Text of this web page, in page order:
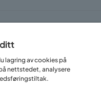
lagring av cookies på
nettstedet, analysere